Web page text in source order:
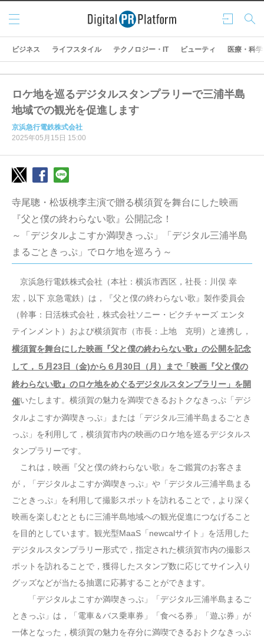
ログ
イン
検索
メニ
ュー
ビジネス ライフスタイル テクノロジー・IT ビューティ 医療・科学
ロケ地を巡るデジタルスタンプラリーで三浦半島
地域での観光を促進します
京浜急行電鉄株式会社
2025年05月15日 15:00
寺尾聰・松坂桃李主演で贈る横須賀を舞台にした映画
『父と僕の終わらない歌』公開記念！
～「デジタルよこすか満喫きっぷ」「デジタル三浦半島
まるごときっぷ」でロケ地を巡ろう～
京浜急行電鉄株式会社（本社：横浜市西区，社長：川俣 幸
宏，以下 京急電鉄）は，『父と僕の終わらない歌』製作委員会
（幹事：日活株式会社，株式会社ソニー・ピクチャーズ エンタ
テインメント）および横須賀市（市長：上地 克明）と連携し，
横須賀を舞台にした映画『父と僕の終わらない歌』の公開を記念
して，５月23日（金)から６月30日（月）まで「映画『父と僕の
終わらない歌』のロケ地をめぐるデジタルスタンプラリー」を開
催いたします。横須賀の魅力を満喫できるおトクなきっぷ「デジ
タルよこすか満喫きっぷ」または「デジタル三浦半島まるごとき
っぷ」を利用して，横須賀市内の映画のロケ地を巡るデジタルス
タンプラリーです。
これは，映画『父と僕の終わらない歌』をご鑑賞のお客さま
が，「デジタルよこすか満喫きっぷ」や「デジタル三浦半島まる
ごときっぷ」を利用して撮影スポットを訪れることで，より深く
映画を楽しむとともに三浦半島地域への観光促進につなげること
を目的としています。観光型MaaS「newcalサイト」を活用した
デジタルスタンプラリー形式で，指定された横須賀市内の撮影ス
ポットを訪れることで，獲得したスタンプ数に応じてサイン入り
グッズなどが当たる抽選に応募することができます。
「デジタルよこすか満喫きっぷ」「デジタル三浦半島まるご
ときっぷ」は，「電車＆バス乗車券」「食べる券」「遊ぶ券」が
一体となった，横須賀の魅力を存分に満喫できるおトクなきっぷ